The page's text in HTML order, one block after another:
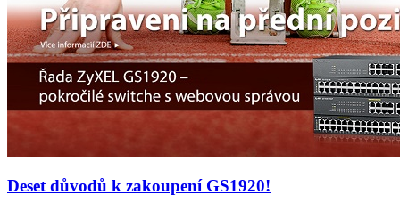
Deset důvodů k zakoupení GS1920!